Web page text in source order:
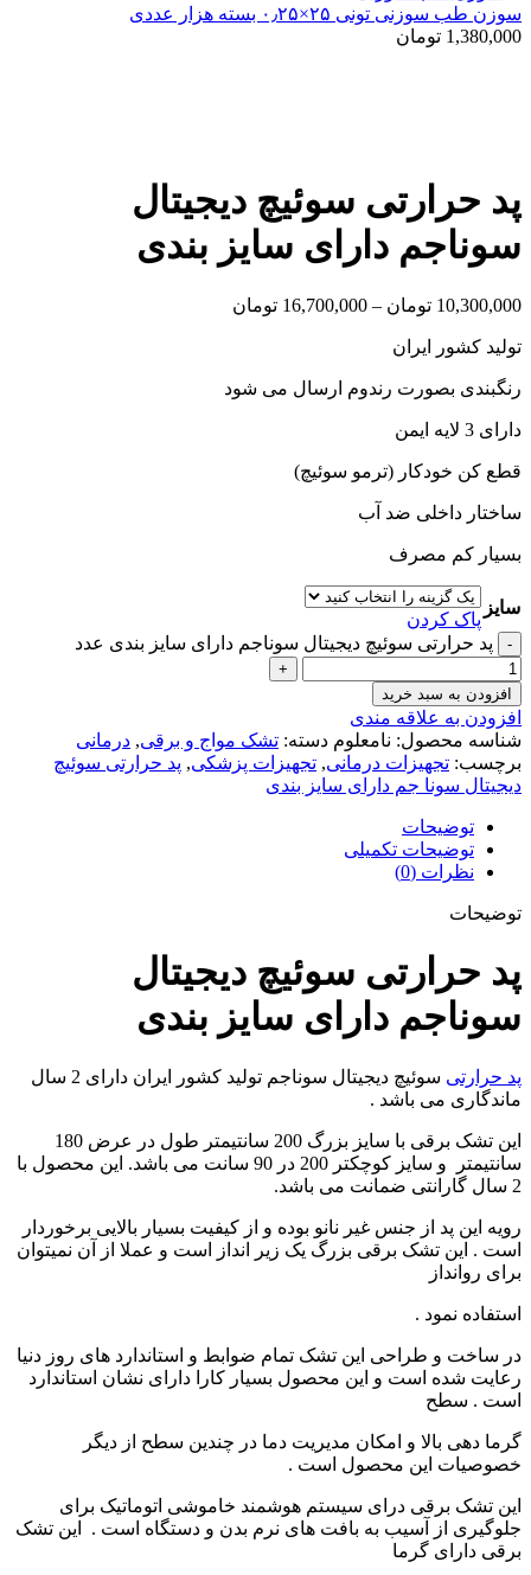
سوزن طب سوزنی تونی ۲۵×۰٫۲۵ بسته هزار عددی
1,380,000 تومان
پد حرارتی سوئیچ دیجیتال
سوناجم دارای سایز بندی
10,300,000 تومان –
16,700,000 تومان
تولید کشور ایران
رنگبندی بصورت رندوم ارسال می شود
دارای 3 لایه ایمن
قطع کن خودکار (ترمو سوئیچ)
ساختار داخلی ضد آب
بسیار کم مصرف
سایز
پاک کردن
پد حرارتی سوئیچ دیجیتال سوناجم دارای سایز بندی عدد
افزودن به سبد خرید
افزودن به علاقه مندی
شناسه محصول: نامعلوم دسته: تشک مواج و برقی, درمانی
برچسب: تجهیزات درمانی, تجهیزات پزشکی, پد حرارتی سوئیچ
دیجیتال سونا جم دارای سایز بندی
توضیحات
توضیحات تکمیلی
نظرات (0)
توضیحات
پد حرارتی سوئیچ دیجیتال
سوناجم دارای سایز بندی
پد حرارتی
سوئیچ دیجیتال سوناجم تولید کشور ایران دارای 2 سال
ماندگاری می باشد .
این تشک برقی با سایز بزرگ 200 سانتیمتر طول در عرض 180
سانتیمتر و سایز کوچکتر 200 در 90 سانت می باشد. این محصول با
2 سال گارانتی ضمانت می باشد.
رویه این پد از جنس غیر نانو بوده و از کیفیت بسیار بالایی برخوردار
است . این تشک برقی بزرگ یک زیر انداز است و عملا از آن نمیتوان
برای روانداز
استفاده نمود .
در ساخت و طراحی این تشک تمام ضوابط و استاندارد های روز دنیا
رعایت شده است و این محصول بسیار کارا دارای نشان استاندارد
است . سطح
گرما دهی بالا و امکان مدیریت دما در چندین سطح از دیگر
خصوصیات این محصول است .
این تشک برقی درای سیستم هوشمند خاموشی اتوماتیک برای
جلوگیری از آسیب به بافت های نرم بدن و دستگاه است . این تشک
برقی دارای گرما